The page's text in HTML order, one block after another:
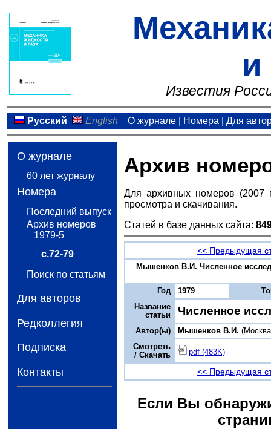
и
Известия
Русский English О журнале| Номера Для
О журнале
60 лет журналу
Номера
Последний выпуск
Архив номеров
1979-5
с.72-79
Поиск по статьям
Для авторов
Редколлегия
Подписка
Контакты
Архив
Для архивных номеров (2007
просмотра и скачивания.
Статей в базе данных сайта:
<< Предыдущая
Мышенков В.И. Численное
Год 1979
Название
статьи
Численное
Автор(ы) Мышенков В.И.
Смотреть
/ Скачать
pdf (483K)
<< Предыдущая
Если Вы